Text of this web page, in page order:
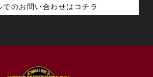
でのお問い合わせはコチラ